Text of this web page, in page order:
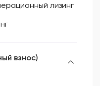
лизинг
взнос)